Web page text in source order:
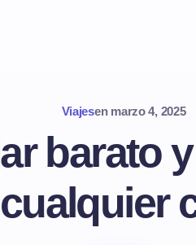
Viajesen marzo 4, 2025
barato